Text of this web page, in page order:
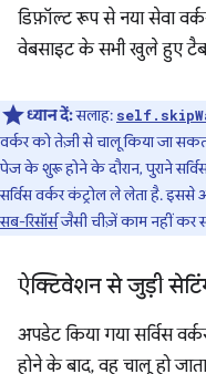
डिफ़ॉल्ट रूप से नया सेवा
वेबसाइट के सभी खुले हुए
ध्यान दें:सलाह:
वर्कर को तेज़ी से चालू किया जा
पेज के शुरू होने के दौरान, पुराने
सर्विस वर्कर कंट्रोल ले लेता है.
सब-रिसॉर्सजैसी चीज़ें काम नहीं कर
ऐक्टिवेशन से जुड़ी
अपडेट किया गया सर्विस
होने के बाद, वह चालू हो